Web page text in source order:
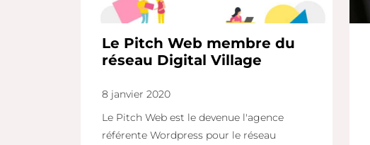
Le Pitch Web membre du
réseau Digital Village
8 janvier 2020
Le Pitch Web est le devenue l'agence
référente Wordpress pour le réseau